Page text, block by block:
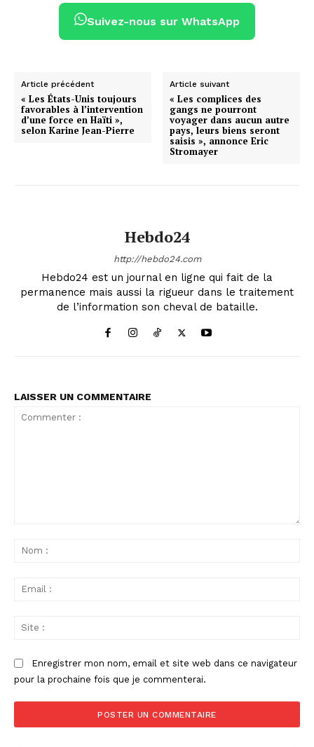
Suivez-nous sur WhatsApp
Article précédent
« Les États-Unis toujours
favorables à l’intervention
d’une force en Haïti »,
selon Karine Jean-Pierre
Article suivant
« Les complices des
gangs ne pourront
voyager dans aucun autre
pays, leurs biens seront
saisis », annonce Eric
Stromayer
Hebdo24
http://hebdo24.com
Hebdo24 est un journal en ligne qui fait de la
permanence mais aussi la rigueur dans le traitement
de l’information son cheval de bataille.
LAISSER UN COMMENTAIRE
Enregistrer mon nom, email et site web dans ce navigateur
pour la prochaine fois que je commenterai.